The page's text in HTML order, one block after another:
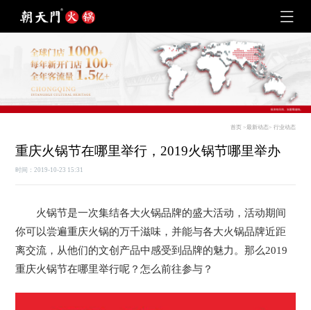
首页 >最新动态> 行业动态
重庆火锅节在哪里举行，2019火锅节哪里举办
时间：2019-10-23 15:31
火锅节是一次集结各大火锅品牌的盛大活动，活动期间
你可以尝遍重庆火锅的万千滋味，并能与各大火锅品牌近距
离交流，从他们的文创产品中感受到品牌的魅力。那么2019
重庆火锅节在哪里举行呢？怎么前往参与？